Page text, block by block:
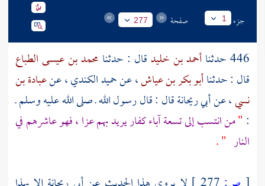
جزء 1 صفحة 277
446 حدثنا أحمد بن خليدقال : حدثنا محمد بن عيسى الطباع
قال : حدثناأبو بكر بن عياش، عنحميد الكندي، عنعبادة بن
نسي، عنأبي ريحانةقال : قال رسول الله ـ صلى الله عليه وسلم ـ
:
"من انتسب إلى تسعة آباء كفار يريد بهم عزا ، فهو عاشرهم في
النار " .